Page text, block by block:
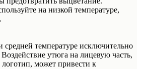
на низкой температуре,
средней температуре исключительно
утюга на лицевую часть,
может привести к